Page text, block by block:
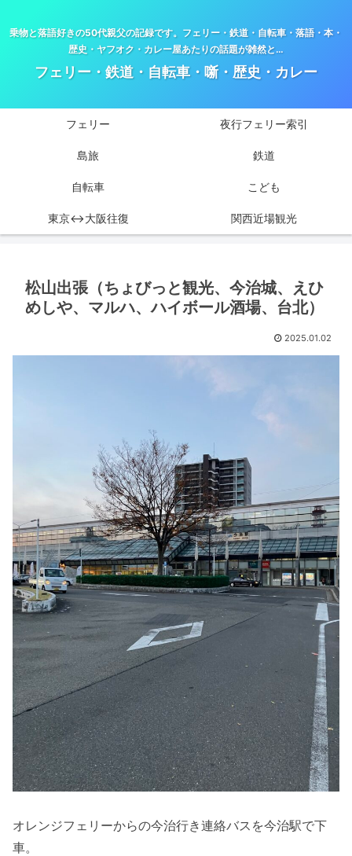
乗物と落語好きの50代親父の記録です。フェリー・鉄道・自転車・落語・本・
歴史・ヤフオク・カレー屋あたりの話題が雑然と…
フェリー・鉄道・自転車・噺・歴史・カレー
フェリー 夜行フェリー索引
島旅 鉄道
自転車 こども
東京↔大阪往復 関西近場観光
松山出張（ちょびっと観光、今治城、えひ
めしや、マルハ、ハイボール酒場、台北）
2025.01.02
オレンジフェリーからの今治行き連絡バスを今治駅で下
車。